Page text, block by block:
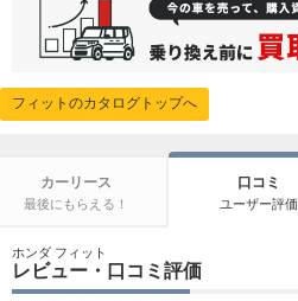
フィットのカタログトップへ
カーリース
最後にもらえる！
口コミ
ユーザー評価
ホンダ フィット
レビュー・口コミ評価